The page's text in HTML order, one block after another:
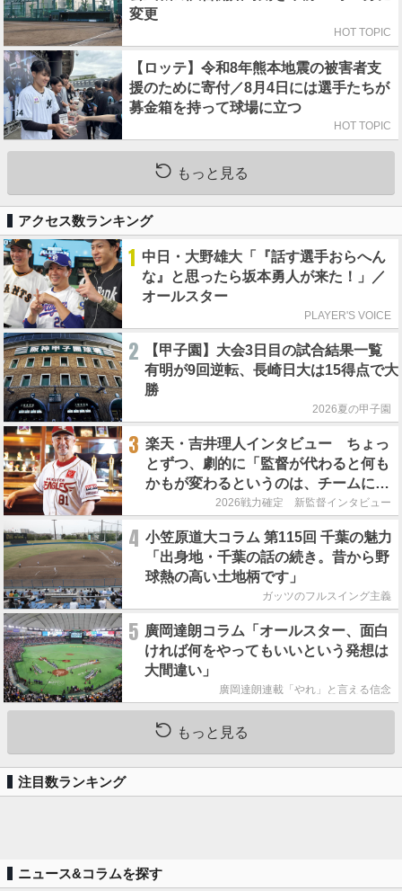
変更
HOT TOPIC
【ロッテ】令和8年熊本地震の被害者支
援のために寄付／8月4日には選手たちが
募金箱を持って球場に立つ
HOT TOPIC
もっと見る
アクセス数ランキング
1 中日・大野雄大「『話す選手おらへん
な』と思ったら坂本勇人が来た！」／
オールスター
PLAYER'S VOICE
2
【甲子園】大会3日目の試合結果一覧
有明が9回逆転、長崎日大は15得点で大
勝
2026夏の甲子園
3 楽天・吉井理人インタビュー ちょっ
とずつ、劇的に「監督が代わると何も
かもが変わるというのは、チームにと
って良くないことなんです」
2026戦力確定 新監督インタビュー
4 小笠原道大コラム 第115回 千葉の魅力
「出身地・千葉の話の続き。昔から野
球熱の高い土地柄です」
ガッツのフルスイング主義
5 廣岡達朗コラム「オールスター、面白
ければ何をやってもいいという発想は
大間違い」
廣岡達朗連載「やれ」と言える信念
もっと見る
注目数ランキング
ニュース&コラムを探す